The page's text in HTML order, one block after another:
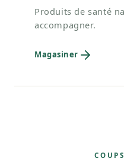
Produits de santé
accompagner.
Magasiner